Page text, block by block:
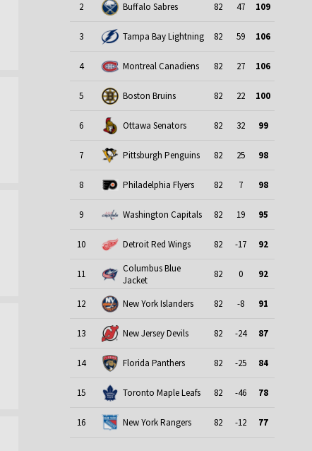
2 Buffalo Sabres 82 47 109
3 Tampa Bay Lightning 82 59 106
4 Montreal Canadiens 82 27 106
5 Boston Bruins 82 22 100
6 Ottawa Senators 82 32 99
7 Pittsburgh Penguins 82 25 98
8 Philadelphia Flyers 82 7 98
9 Washington Capitals 82 19 95
10 Detroit Red Wings 82 -17 92
11
Columbus Blue
Jacket
82 0 92
12 New York Islanders 82 -8 91
13 New Jersey Devils 82 -24 87
14 Florida Panthers 82 -25 84
15 Toronto Maple Leafs 82 -46 78
16 New York Rangers 82 -12 77